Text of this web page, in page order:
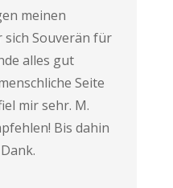
meinen
Souverän für
alles gut
Seite
mir sehr. M.
Bis dahin